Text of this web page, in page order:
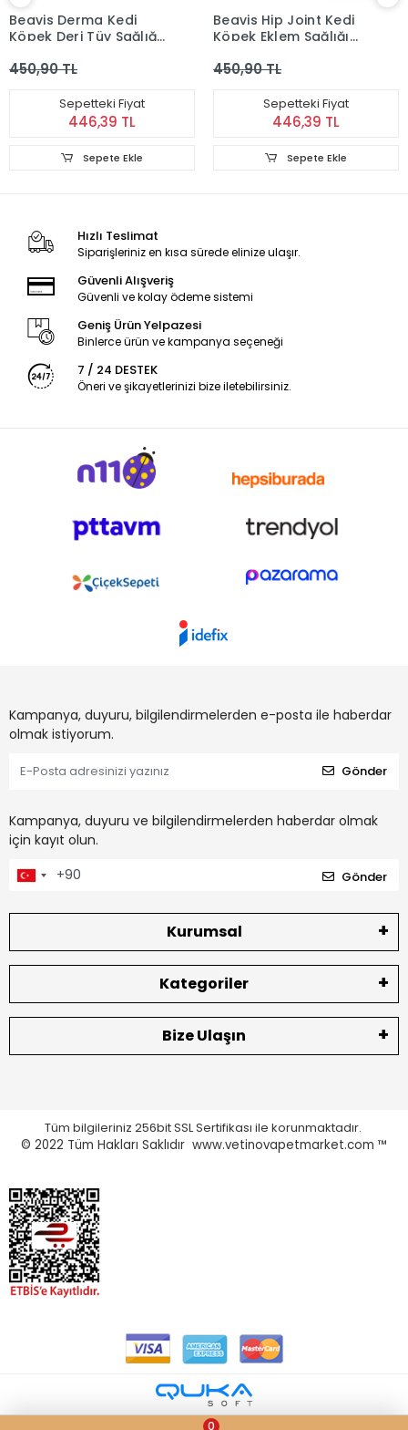
Beavis Derma Kedi
Köpek Deri Tüy Sağlığı
Çiğnenebilir Tablet 105
450,90 TL
Sepetteki Fiyat
446,39 TL
Sepete Ekle
Beavis Hip Joint Kedi
Köpek Eklem Sağlığı
Çiğnenebilir Tablet 105
450,90 TL
Sepetteki Fiyat
446,39 TL
Sepete Ekle
Hızlı Teslimat
Siparişleriniz en kısa sürede elinize ulaşır.
Güvenli Alışveriş
Güvenli ve kolay ödeme sistemi
Geniş Ürün Yelpazesi
Binlerce ürün ve kampanya seçeneği
7 / 24 DESTEK
Öneri ve şikayetlerinizi bize iletebilirsiniz.
Kampanya, duyuru, bilgilendirmelerden e-posta ile haberdar
olmak istiyorum.
Gönder
Kampanya, duyuru ve bilgilendirmelerden haberdar olmak
için kayıt olun.
Gönder
Kurumsal
Kategoriler
Bize Ulaşın
Tüm bilgileriniz 256bit SSL Sertifikası ile korunmaktadır.
© 2022 Tüm Hakları Saklıdır www.vetinovapetmarket.com ™
0